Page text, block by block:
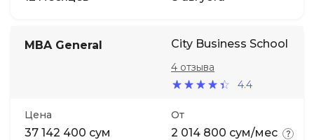
MBA General City Business School
4.4
4 отзыва
Цена
37 142 400 сум
От
2 014 800 сум/мес